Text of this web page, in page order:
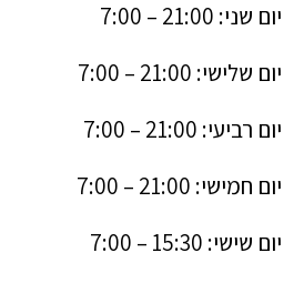
יום שני: 21:00 – 7:00
יום שלישי: 21:00 – 7:00
יום רביעי: 21:00 – 7:00
יום חמישי: 21:00 – 7:00
יום שישי: 15:30 – 7:00